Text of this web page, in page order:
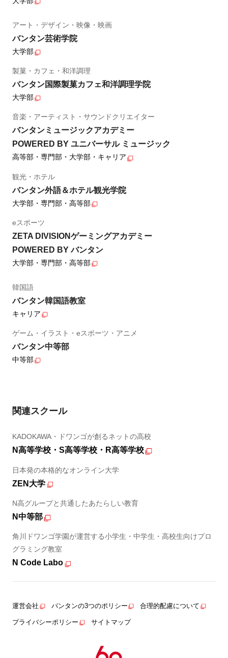
アート・デザイン・映像・映画
バンタン芸術学院
大学部
製菓・カフェ・和洋調理
バンタン国際製菓カフェ和洋調理学院
大学部
音楽・アーティスト・サウンドクリエイター
バンタンミュージックアカデミー
POWERED BY ユニバーサル ミュージック
高等部・専門部・大学部・キャリア
観光・ホテル
バンタン外語＆ホテル観光学院
大学部・専門部・高等部
eスポーツ
ZETA DIVISIONゲーミングアカデミー
POWERED BY バンタン
大学部・専門部・高等部
韓国語
バンタン韓国語教室
キャリア
ゲーム・イラスト・eスポーツ・アニメ
バンタン中等部
中等部
関連スクール
KADOKAWA・ドワンゴが創るネットの高校
N高等学校・S高等学校・R高等学校
日本発の本格的なオンライン大学
ZEN大学
N高グループと共通したあたらしい教育
N中等部
角川ドワンゴ学園が運営する小学生・中学生・高校生向けプロ
グラミング教室
N Code Labo
運営会社 バンタンの3つのポリシー 合理的配慮について
プライバシーポリシー サイトマップ